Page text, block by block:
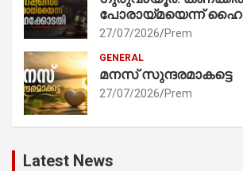
പോരായ്മയെന്ന്
27/07/2026 Prem
GENERAL
മനസ് സുന്ദരമാകട്ടെ
27/07/2026 Prem
Latest News